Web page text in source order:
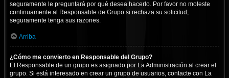
seguramente le preguntará por qué desea hacerlo. Por favor no moleste
continuamente al Responsable de Grupo si rechaza su solicitud;
seguramente tenga sus razones.
Arriba
¿Cómo me convierto en Responsable del Grupo?
El Responsable de un grupo es asignado por La Administración al crear el
grupo. Si está interesado en crear un grupo de usuarios, contacte con La